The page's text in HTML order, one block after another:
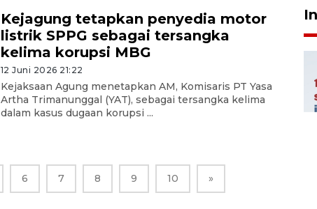
Kejagung tetapkan penyedia motor
listrik SPPG sebagai tersangka
kelima korupsi MBG
12 Juni 2026 21:22
Kejaksaan Agung menetapkan AM, Komisaris PT Yasa
Artha Trimanunggal (YAT), sebagai tersangka kelima
dalam kasus dugaan korupsi ...
6 7 8 9 10 »